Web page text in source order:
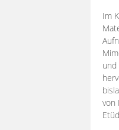
Im
und
von